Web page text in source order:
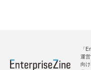
「
運
向